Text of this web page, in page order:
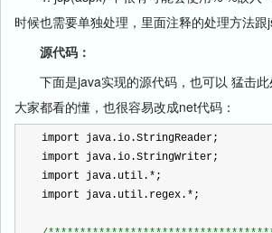
时候也需要单独处理，里面注释的处理方法跟
源代码：
下面是java实现的源代码，也可以 猛击此
大家都看的懂，也很容易改成net代码：
import java.io.StringReader;
import java.io.StringWriter;
import java.util. * ;
import java.util.regex. * ;